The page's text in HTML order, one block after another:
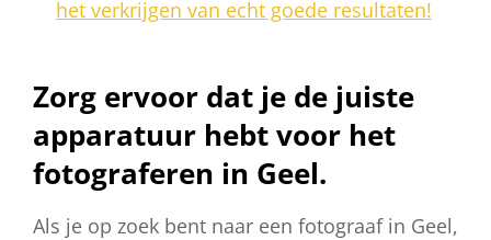
het verkrijgen van echt goede resultaten!
Zorg ervoor dat je de juiste
apparatuur hebt voor het
fotograferen in Geel.
Als je op zoek bent naar een fotograaf in Geel,